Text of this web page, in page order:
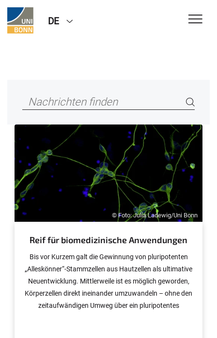
DE
© Foto: Julia Ladewig/Uni Bonn
Reif für biomedizinische Anwendungen
Bis vor Kurzem galt die Gewinnung von pluripotenten
„Alleskönner“-Stammzellen aus Hautzellen als ultimative
Neuentwicklung. Mittlerweile ist es möglich geworden,
Körperzellen direkt ineinander umzuwandeln – ohne den
zeitaufwändigen Umweg über ein pluripotentes